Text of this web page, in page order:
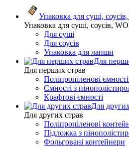
Упаковка для суші,
Упаковка для суші, соусів,
Для суші
Для соусів
Упаковка для лапши
Для
Для перших страв
Поліпропіленові
Ємності з
Крафтові ємності
Для
Для других страв
Поліпропіленові
Підложка з
Фольговані контейнери